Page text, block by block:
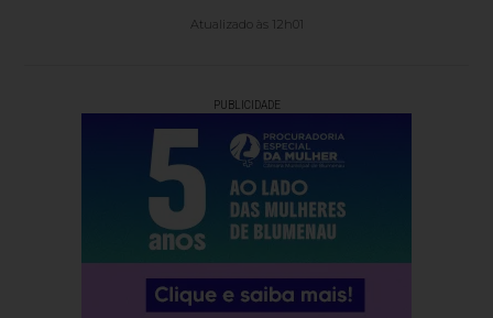
Atualizado às 12h01
PUBLICIDADE